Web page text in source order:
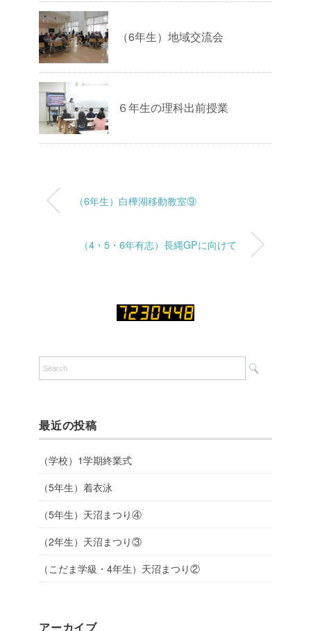
（6年生）地域交流会
６年生の理科出前授業
（6年生）白樺湖移動教室⑨
（4・5・6年有志）長縄GPに向けて
最近の投稿
（学校）1学期終業式
（5年生）着衣泳
（5年生）天沼まつり④
（2年生）天沼まつり③
（こだま学級・4年生）天沼まつり②
アーカイブ